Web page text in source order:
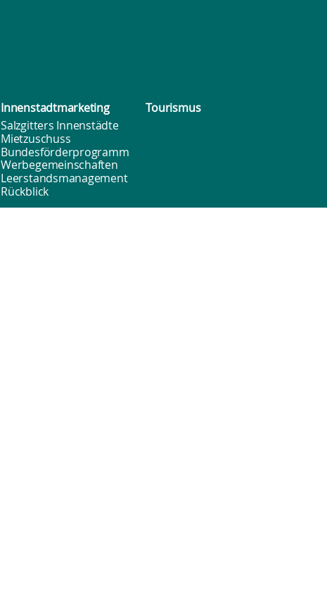
Innenstadt­marketing
Salzgitters Innenstädte
Mietzuschuss
Bundesförderprogramm
Werbegemeinschaften
Leerstandsmanagement
Rückblick
Tourismus